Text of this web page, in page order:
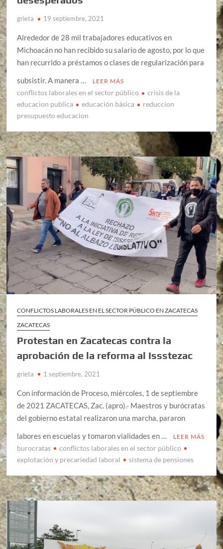
grieta 19 septiembre, 2021
Alrededor de 28 mil trabajadores educativos en
Michoacán no han recibido su salario de agosto, por lo que
han recurrido a préstamos o clases de regularización para
subsistir. A manera …
LEER MÁS
conflictos laborales en el sector público
crisis de la
educacion publica
educación básica
reduccion
presupuesto educacion
CONFLICTOS LABORALES EN EL SECTOR PÚBLICO EN ZACATECAS
ZACATECAS
Protestan en Zacatecas contra la
aprobación de la reforma al Issstezac
grieta 1 septiembre, 2021
Con información de Proceso, miércoles, 1 de septiembre
de 2021 ZACATECAS, Zac. (apro).- Maestros y burócratas
del gobierno estatal realizaron una marcha, pararon
labores en escuelas y tomaron vialidades en …
LEER MÁS
burocratas
conflictos laborales en el sector público
explotación y precariedad laboral
sistema de pensiones